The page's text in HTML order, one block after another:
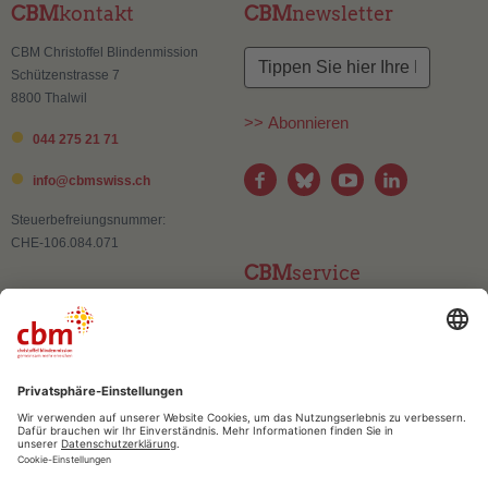
CBMkontakt
CBM Christoffel Blindenmission
Schützenstrasse 7
8800 Thalwil
044 275 21 71
info@cbmswiss.ch
Steuerbefreiungsnummer:
CHE-106.084.071
CBMnewsletter
>> Abonnieren
CBMservice
CBMvertrauen